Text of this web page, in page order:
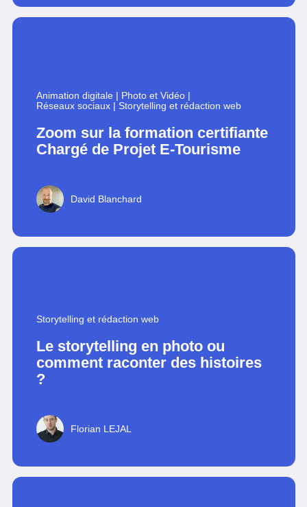
Animation digitale | Photo et Vidéo|
Réseaux sociaux| Storytelling et rédaction web
Zoom sur la formation certifiante
Chargé de Projet E-Tourisme
David Blanchard
Storytelling et rédaction web
Le storytelling en photo ou
comment raconter des histoires
?
Florian LEJAL